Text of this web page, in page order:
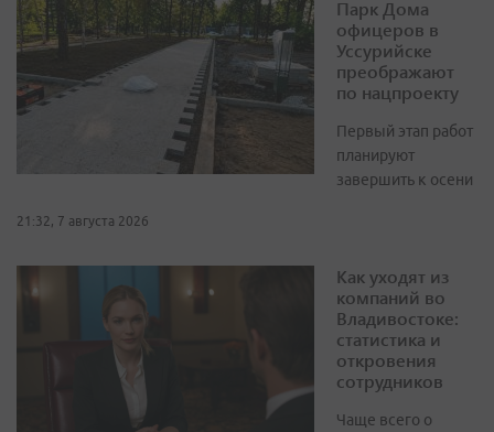
Парк Дома
офицеров в
Уссурийске
преображают
по нацпроекту
Первый этап работ
планируют
завершить к осени
21:32, 7 августа 2026
Как уходят из
компаний во
Владивостоке:
статистика и
откровения
сотрудников
Чаще всего о